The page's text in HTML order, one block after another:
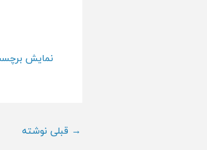
نمایش
ناوبری
→ قبلی نوشته